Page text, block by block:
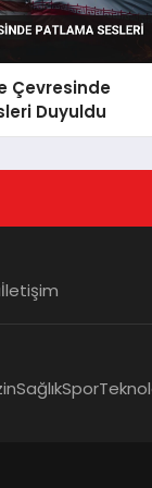
Çevresinde
Duyuldu
İletişim
SağlıkSpor